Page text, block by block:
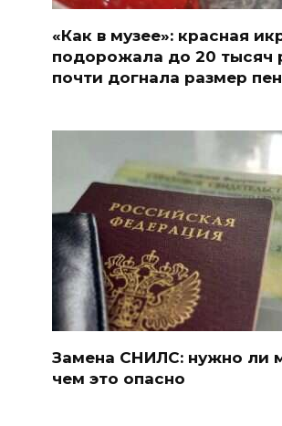
«Как в музее»: красная
подорожала до 20 тысяч
почти догнала размер
Замена СНИЛС: нужно ли
чем это опасно